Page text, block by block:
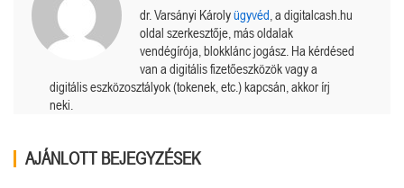
dr. Varsányi Károlyügyvéd , a digitalcash.hu
oldal szerkesztője, más oldalak
vendégírója, blokklánc jogász. Ha kérdésed
van a digitális fizetőeszközök vagy a
digitális eszközosztályok (tokenek, etc.) kapcsán, akkor írj
neki.
AJÁNLOTT BEJEGYZÉSEK